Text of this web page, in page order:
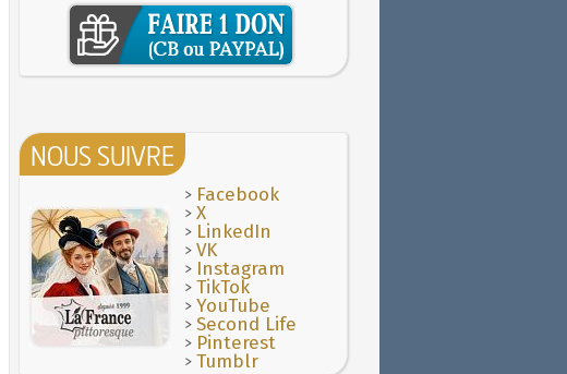
NOUS SUIVRE
> Facebook
>X
> LinkedIn
>VK
> Instagram
>TikTok
>YouTube
>Second Life
> Pinterest
>Tumblr